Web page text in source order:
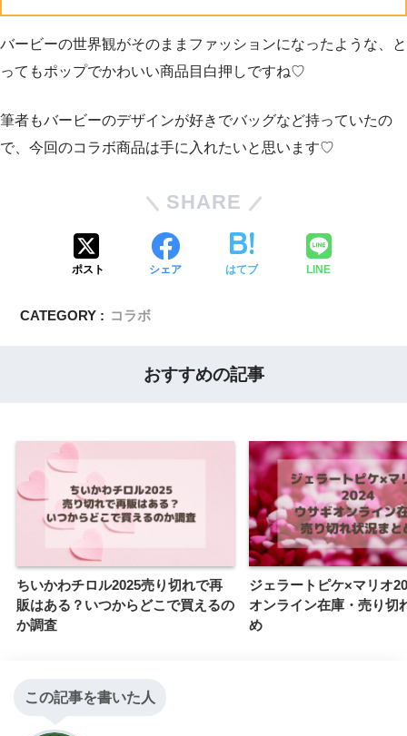
バービーの世界観がそのままファッションになったような、と
ってもポップでかわいい商品目白押しですね♡
筆者もバービーのデザインが好きでバッグなど持っていたの
で、今回のコラボ商品は手に入れたいと思います♡
SHARE
ポスト シェア はてブ LINE
CATEGORY : コラボ
おすすめの記事
ちいかわチロル2025売り切れで再
販はある？いつからどこで買えるの
か調査
ジェラートピケ×マリオ
オンライン在庫・売り切
め
この記事を書いた人